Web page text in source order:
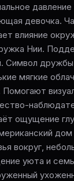
давление
девочка.
влияние
Нии.
Символ
мягкие
ощущение
дом
вокруг,
уюта и